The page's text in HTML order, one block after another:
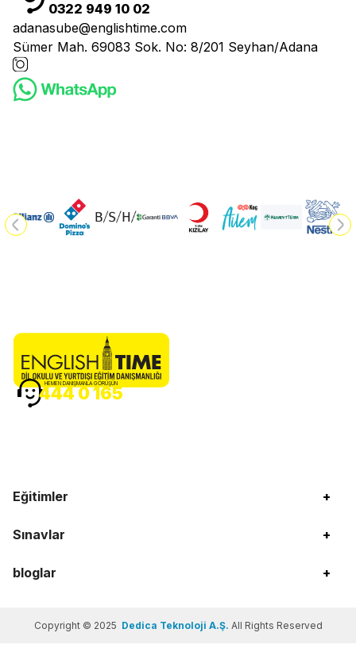
0322 949 10 02
adanasube@englishtime.com
Sümer Mah. 69083 Sok. No: 8/201 Seyhan/Adana
Eğitimler +
Sınavlar +
bloglar +
HEMEN DANIŞMANLA GÖRÜŞÜN
444 0 165
Copyright © 2025 Dedica Teknoloji A.Ş. All Rights Reserved